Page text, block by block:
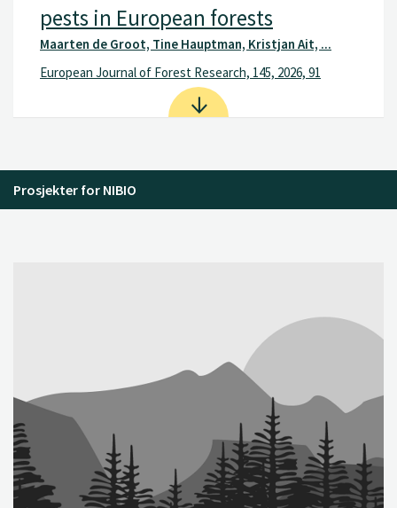
pests in European forests
Maarten de Groot, Tine Hauptman, Kristjan Ait, ...
European Journal of Forest Research, 145, 2026, 91
Prosjekter for NIBIO